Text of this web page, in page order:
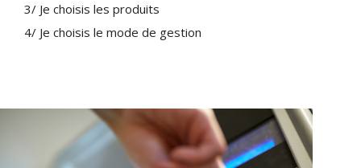
3/ Je choisis les produits
4/ Je choisis le mode de gestion